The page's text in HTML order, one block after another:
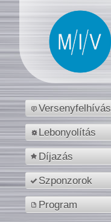
Versenyfelhívás
Lebonyolítás
Díjazás
Szponzorok
Program